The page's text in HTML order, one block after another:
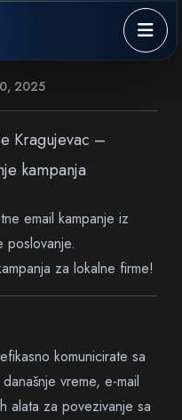
2025
Kragujevac –
kampanja
email kampanje iz
poslovanje.
za lokalne firme!
komunicirate sa
vreme, e-mail
alata za povezivanje sa